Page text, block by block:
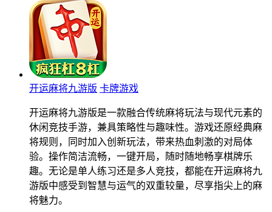
开运麻将九游版 卡牌游戏
开运麻将九游版是一款融合传统麻将玩法与现代元素的
休闲竞技手游，兼具策略性与趣味性。游戏还原经典麻
将规则，同时加入创新玩法，带来热血刺激的对局体
验。操作简洁流畅，一键开局，随时随地畅享棋牌乐
趣。无论是单人练习还是多人竞技，都能在开运麻将九
游版中感受到智慧与运气的双重较量，尽享指尖上的麻
将魅力。